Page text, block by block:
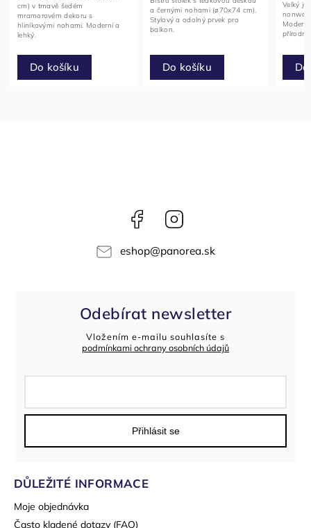
Do košíku
cm) v tmavě šedém
mramorovém dekoru s
hliníkovými nohami. Moderní a
lehký.
Do košíku
a černými nohami (ø70x74 cm).
Stylový a odolný prvek pro
balkon.
Velký
Facebook
eshop@panorea.sk
Odebírat newsletter
Vložením e-mailu souhlasíte s
podmínkami ochrany osobních údajů
Přihlásit se
DŮLEŽITÉ INFORMACE
Moje objednávka
Často kladené dotazy (FAQ)